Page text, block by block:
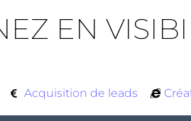
EN
Acquisition de leads